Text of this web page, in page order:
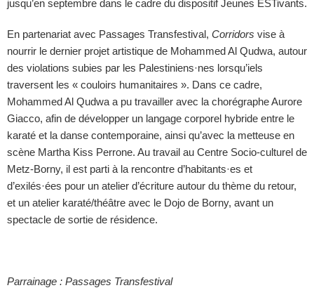
jusqu’en septembre dans le cadre du dispositif Jeunes ESTivants.
En partenariat avec Passages Transfestival, Corridors vise à
nourrir le dernier projet artistique de Mohammed Al Qudwa, autour
des violations subies par les Palestiniens·nes lorsqu’iels
traversent les « couloirs humanitaires ». Dans ce cadre,
Mohammed Al Qudwa a pu travailler avec la chorégraphe Aurore
Giacco, afin de développer un langage corporel hybride entre le
karaté et la danse contemporaine, ainsi qu’avec la metteuse en
scène Martha Kiss Perrone. Au travail au Centre Socio-culturel de
Metz-Borny, il est parti à la rencontre d’habitants·es et
d’exilés·ées pour un atelier d’écriture autour du thème du retour,
et un atelier karaté/théâtre avec le Dojo de Borny, avant un
spectacle de sortie de résidence.
Parrainage : Passages Transfestival